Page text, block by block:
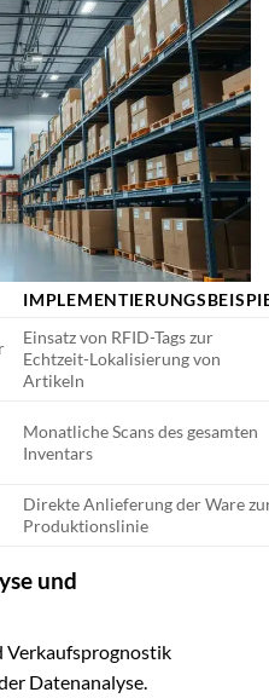
Einsatz von RFID-Tags zur
Echtzeit-Lokalisierung von
Artikeln
Monatliche Scans des gesamten
Inventars
Direkte Anlieferung der Ware
Produktionslinie
und
Verkaufsprognostik
Datenanalyse.